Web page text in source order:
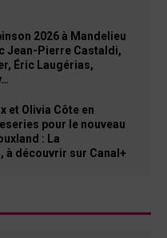
2026 à Mandelieu
Jean-Pierre Castaldi,
Éric Laugérias,
et Olivia Côte en
pour le nouveau
: La
à découvrir sur Canal+